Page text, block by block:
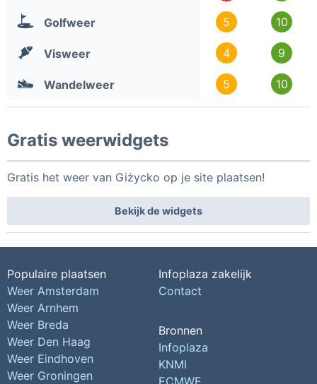
Golfweer 5 10
Visweer 4 9
Wandelweer 5 10
Gratis weerwidgets
Gratis het weer van Giżycko op je site plaatsen!
Bekijk de widgets
Populaire plaatsen
Weer Amsterdam
Weer Arnhem
Weer Breda
Weer Den Haag
Weer Eindhoven
Weer Groningen
Infoplaza zakelijk
Contact
Bronnen
Infoplaza
KNMI